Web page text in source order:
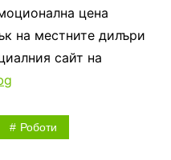
цена
на местните дилъри
сайт на
Роботи